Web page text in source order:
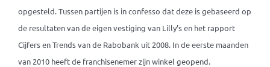
opgesteld. Tussen partijen is in confesso dat deze is gebaseerd op
de resultaten van de eigen vestiging van Lilly’s en het rapport
Cijfers en Trends van de Rabobank uit 2008. In de eerste maanden
van 2010 heeft de franchisenemer zijn winkel geopend.